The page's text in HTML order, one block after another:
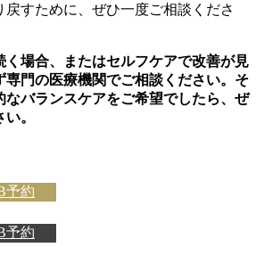
戻すために、ぜひ一度ご相談くださ
く場合、またはセルフケアで改善が見
専門の医療機関でご相談ください。そ
なバランスケアをご希望でしたら、ぜ
。
予約
予約